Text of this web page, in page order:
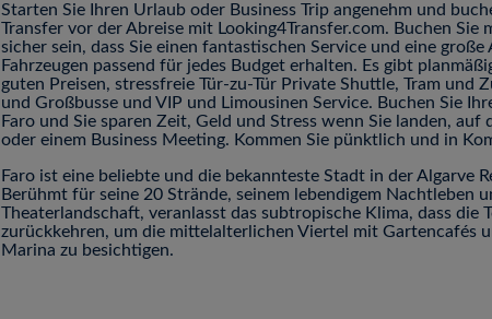
Starten Sie Ihren Urlaub oder Business Trip angenehm und
Transfer vor der Abreise mit Looking4Transfer.com. Buchen Sie
sicher sein, dass Sie einen fantastischen Service und eine große
Fahrzeugen passend für jedes Budget erhalten. Es gibt
guten Preisen, stressfreie Tür-zu-Tür Private Shuttle, Tram und
und Großbusse und VIP und Limousinen Service. Buchen Sie
Faro und Sie sparen Zeit, Geld und Stress wenn Sie landen,
oder einem Business Meeting. Kommen Sie pünktlich und in
Faro ist eine beliebte und die bekannteste Stadt in der Algarve
Berühmt für seine 20 Strände, seinem lebendigem Nachtleben
Theaterlandschaft, veranlasst das subtropische Klima, dass die
zurückkehren, um die mittelalterlichen Viertel mit Gartencafés
Marina zu besichtigen.